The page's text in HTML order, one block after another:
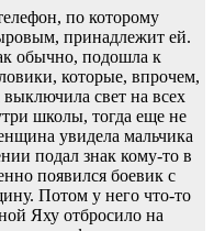
по которому
принадлежит ей.
обычно, подошла к
которые, впрочем,
свет на всех
школы, тогда еще не
увидела мальчика
подал знак кому-то в
появился боевик с
Потом у него что-то
Яху отбросило на